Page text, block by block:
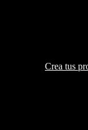
Crea tus